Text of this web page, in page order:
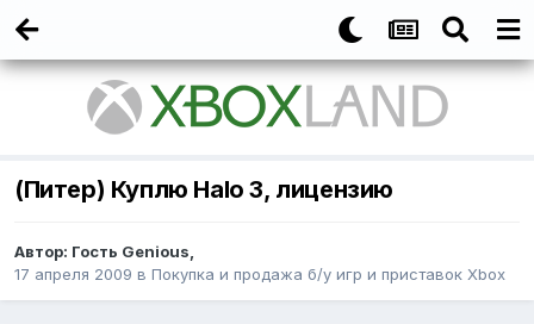
(Питер) Куплю Halo 3, лицензию
Автор: Гость Genious,
17 апреля 2009 в Покупка и продажа б/у игр и приставок Xbox